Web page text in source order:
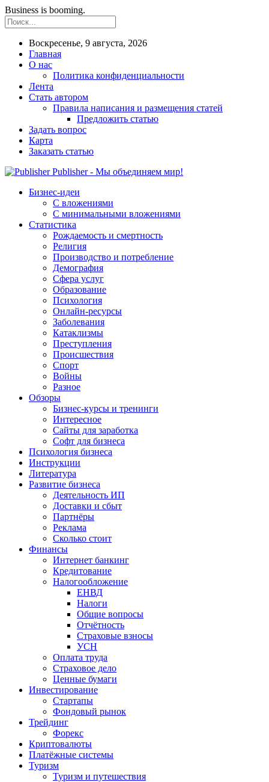
Business is booming.
Воскресенье, 9 августа, 2026
Главная
О нас
Политика конфиденциальности
Лента
Стать автором
Правила написания и размещения статей
Предложить статью
Задать вопрос
Карта
Заказать статью
Publisher - Мы объединяем мир!
Бизнес-идеи
С вложениями
С минимальными вложениями
Статистика
Рождаемость и смертность
Религия
Производство и потребление
Демография
Сфера услуг
Образование
Психология
Онлайн-ресурсы
Заболевания
Катаклизмы
Преступления
Происшествия
Спорт
Войны
Разное
Обзоры
Бизнес-курсы и тренинги
Интересное
Сайты для заработка
Софт для бизнеса
Психология бизнеса
Инструкции
Литература
Развитие бизнеса
Деятельность ИП
Доставки и сбыт
Партнёры
Реклама
Сколько стоит
Финансы
Интернет банкинг
Кредитование
Налогообложение
ЕНВД
Налоги
Общие вопросы
Отчётность
Страховые взносы
УСН
Оплата труда
Страховое дело
Ценные бумаги
Инвестирование
Стартапы
Фондовый рынок
Трейдинг
Форекс
Криптовалюты
Платёжные системы
Туризм
Туризм и путешествия